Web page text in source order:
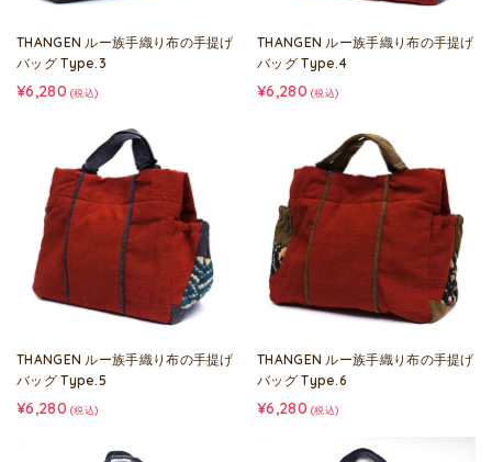
THANGEN ルー族手織り布の手提げ
バッグ Type.3
¥6,280 (税込)
THANGEN ルー族手織り布の手提げ
バッグ Type.4
¥6,280 (税込)
THANGEN ルー族手織り布の手提げ
バッグ Type.5
¥6,280 (税込)
THANGEN ルー族手織り布の手提げ
バッグ Type.6
¥6,280 (税込)